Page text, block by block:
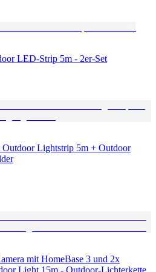
LED-Strip 5m - 2er-Set
Lightstrip 5m + Outdoor
mit HomeBase 3 und 2x